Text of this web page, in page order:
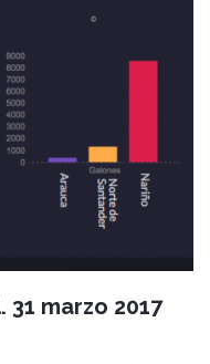
marzo 2017